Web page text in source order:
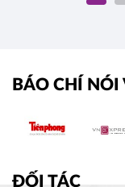
BÁO CHÍ NÓI
ĐỐI TÁC